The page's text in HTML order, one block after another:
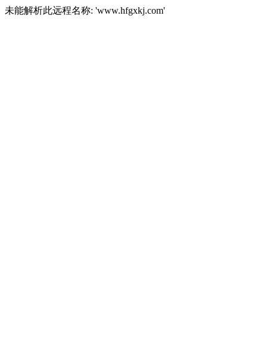
未能解析此远程名称: 'www.hfgxkj.com'